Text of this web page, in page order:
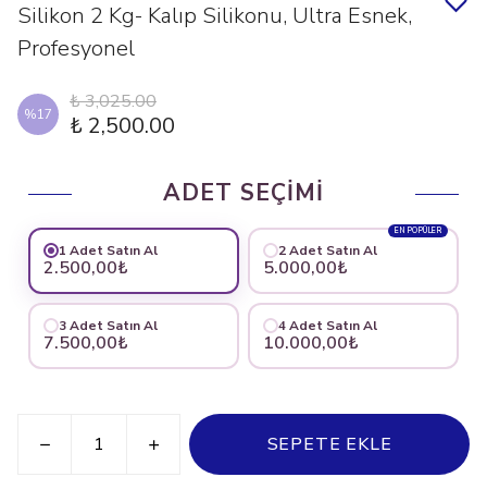
Silikon 2 Kg- Kalıp Silikonu, Ultra Esnek,
Profesyonel
%17
₺ 3,025.00
₺ 2,500.00
ADET SEÇİMİ
1 Adet Satın Al
2.500,00₺
EN POPÜLER
2 Adet Satın Al
5.000,00₺
3 Adet Satın Al
7.500,00₺
4 Adet Satın Al
10.000,00₺
SEPETE EKLE